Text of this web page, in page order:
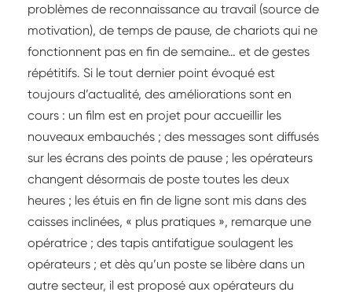
problèmes de reconnaissance au travail (source de
motivation), de temps de pause, de chariots qui ne
fonctionnent pas en fin de semaine… et de gestes
répétitifs. Si le tout dernier point évoqué est
toujours d’actualité, des améliorations sont en
cours : un film est en projet pour accueillir les
nouveaux embauchés ; des messages sont diffusés
sur les écrans des points de pause ; les opérateurs
changent désormais de poste toutes les deux
heures ; les étuis en fin de ligne sont mis dans des
caisses inclinées, « plus pratiques », remarque une
opératrice ; des tapis antifatigue soulagent les
opérateurs ; et dès qu’un poste se libère dans un
autre secteur, il est proposé aux opérateurs du